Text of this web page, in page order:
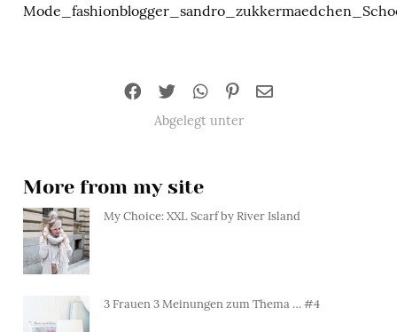
Abgelegt unter
More from my site
My Choice: XXL Scarf by River Island
3 Frauen 3 Meinungen zum Thema … #4